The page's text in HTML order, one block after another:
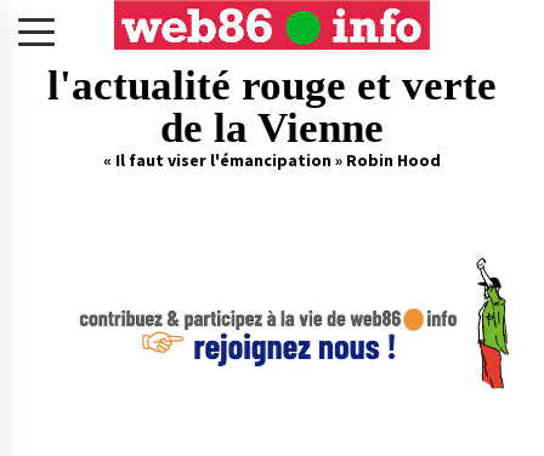
l'actualité rouge et verte
de la Vienne
« Il faut viser l'émancipation » Robin Hood